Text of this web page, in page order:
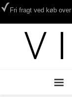
Fri fragt ved køb